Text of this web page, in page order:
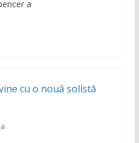
a